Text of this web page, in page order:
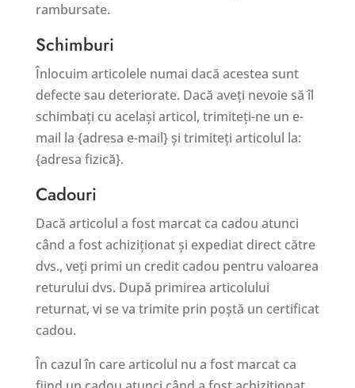
rambursate.
Schimburi
Înlocuim articolele numai dacă acestea sunt
defecte sau deteriorate. Dacă aveți nevoie să îl
schimbați cu același articol, trimiteți-ne un e-
mail la {adresa e-mail} și trimiteți articolul la:
{adresa fizică}.
Cadouri
Dacă articolul a fost marcat ca cadou atunci
când a fost achiziționat și expediat direct către
dvs., veți primi un credit cadou pentru valoarea
returului dvs. După primirea articolului
returnat, vi se va trimite prin poștă un certificat
cadou.
În cazul în care articolul nu a fost marcat ca